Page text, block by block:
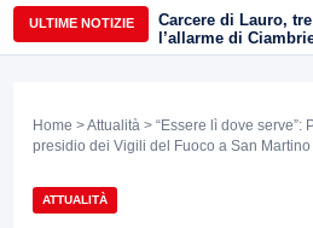
ULTIME NOTIZIE
Carcere di Lauro,
l’allarme di
Home >Attualità > “Essere lì dove
presidio dei Vigili del Fuoco a San
ATTUALITÀ